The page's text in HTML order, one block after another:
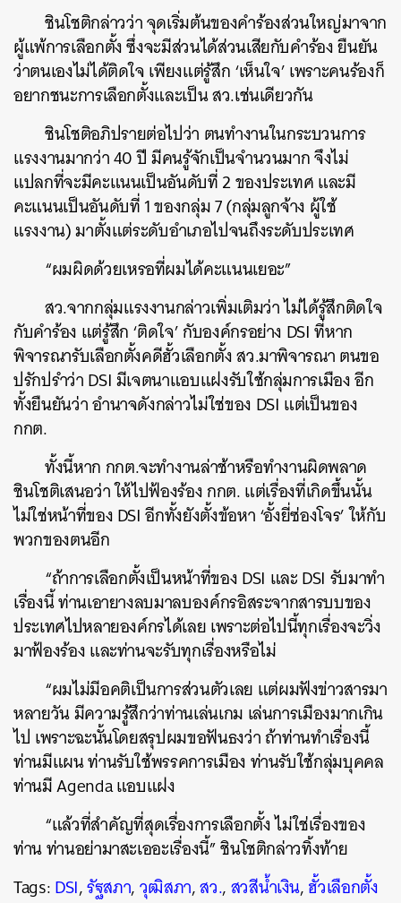
ชินโชติกล่าวว่า จุดเริ่มต้นของคำร้องส่วนใหญ่มาจาก
ผู้แพ้การเลือกตั้ง ซึ่งจะมีส่วนได้ส่วนเสียกับคำร้อง ยืนยัน
ว่าตนเองไม่ได้ติดใจ เพียงแต่รู้สึก ‘เห็นใจ’ เพราะคนร้องก็
อยากชนะการเลือกตั้งและเป็น สว.เช่นเดียวกัน
ชินโชติอภิปรายต่อไปว่า ตนทำงานในกระบวนการ
แรงงานมากว่า 40 ปี มีคนรู้จักเป็นจำนวนมาก จึงไม่
แปลกที่จะมีคะแนนเป็นอันดับที่ 2 ของประเทศ และมี
คะแนนเป็นอันดับที่ 1 ของกลุ่ม 7 (กลุ่มลูกจ้าง ผู้ใช้
แรงงาน) มาตั้งแต่ระดับอำเภอไปจนถึงระดับประเทศ
“ผมผิดด้วยเหรอที่ผมได้คะแนนเยอะ”
สว.จากกลุ่มแรงงานกล่าวเพิ่มเติมว่า ไม่ได้รู้สึกติดใจ
กับคำร้อง แต่รู้สึก ‘ติดใจ’ กับองค์กรอย่าง DSI ที่หาก
พิจารณารับเลือกตั้งคดีฮั้วเลือกตั้ง สว.มาพิจารณา ตนขอ
ปรักปรำว่า DSI มีเจตนาแอบแฝงรับใช้กลุ่มการเมือง อีก
ทั้งยืนยันว่า อำนาจดังกล่าวไม่ใช่ของ DSI แต่เป็นของ
กกต.
ทั้งนี้หาก กกต.จะทำงานล่าช้าหรือทำงานผิดพลาด
ชินโชติเสนอว่า ให้ไปฟ้องร้อง กกต. แต่เรื่องที่เกิดขึ้นนั้น
ไม่ใช่หน้าที่ของ DSI อีกทั้งยังตั้งข้อหา ‘อั้งยี่ซ่องโจร’ ให้กับ
พวกของตนอีก
“ถ้าการเลือกตั้งเป็นหน้าที่ของ DSI และ DSI รับมาทำ
เรื่องนี้ ท่านเอายางลบมาลบองค์กรอิสระจากสารบบของ
ประเทศไปหลายองค์กรได้เลย เพราะต่อไปนี้ทุกเรื่องจะวิ่ง
มาฟ้องร้อง และท่านจะรับทุกเรื่องหรือไม่
“ผมไม่มีอคติเป็นการส่วนตัวเลย แต่ผมฟังข่าวสารมา
หลายวัน มีความรู้สึกว่าท่านเล่นเกม เล่นการเมืองมากเกิน
ไป เพราะฉะนั้นโดยสรุปผมขอฟันธงว่า ถ้าท่านทำเรื่องนี้
ท่านมีแผน ท่านรับใช้พรรคการเมือง ท่านรับใช้กลุ่มบุคคล
ท่านมี Agenda แอบแฝง
“แล้วที่สำคัญที่สุดเรื่องการเลือกตั้ง ไม่ใช่เรื่องของ
ท่าน ท่านอย่ามาสะเออะเรื่องนี้” ชินโชติกล่าวทิ้งท้าย
Tags:DSI,รัฐสภา,วุฒิสภา,สว.,สวสีน้ำเงิน,ฮั้วเลือกตั้ง
ค้นหา
SHARE TWEET LINE EMAIL